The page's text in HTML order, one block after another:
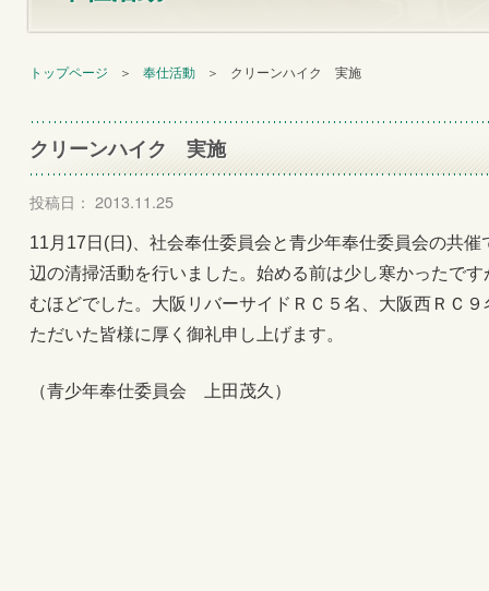
トップページ ＞ 奉仕活動 ＞ クリーンハイク 実施
クリーンハイク 実施
投稿日： 2013.11.25
11月17日(日)、社会奉仕委員会と青少年奉仕委員会の共
辺の清掃活動を行いました。始める前は少し寒かったで
むほどでした。大阪リバーサイドＲＣ５名、大阪西ＲＣ
ただいた皆様に厚く御礼申し上げます。
（青少年奉仕委員会 上田茂久）